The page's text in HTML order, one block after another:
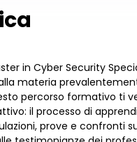
in Cyber Security
materia
percorso formativo ti
il processo di
prove e confronti